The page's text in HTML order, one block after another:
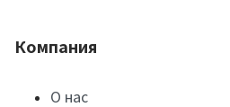
Компания
О нас